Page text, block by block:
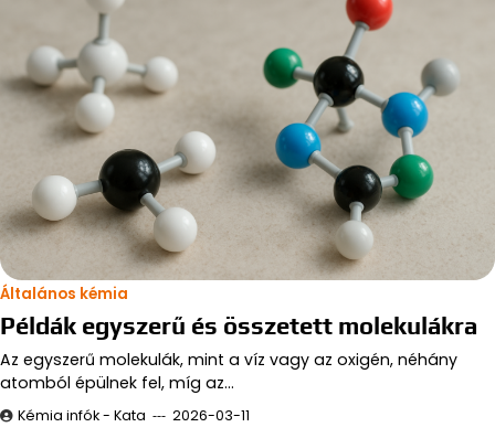
Általános kémia
Példák egyszerű és összetett molekulákra
Az egyszerű molekulák, mint a víz vagy az oxigén, néhány
atomból épülnek fel, míg az…
Kémia infók - Kata 2026-03-11